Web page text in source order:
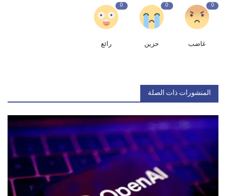
0
غاضب
0
حزين
0
رائع
المنشورات ذات الصلة